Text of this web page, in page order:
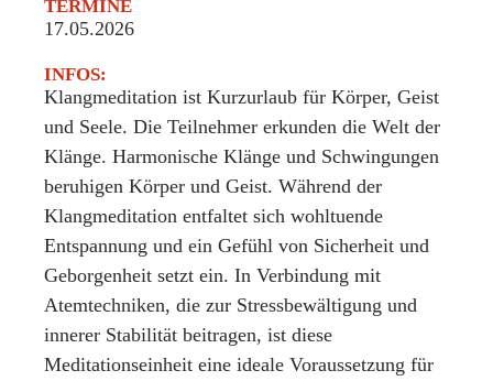
TERMINE
17.05.2026
INFOS:
Klangmeditation ist Kurzurlaub für Körper, Geist
und Seele. Die Teilnehmer erkunden die Welt der
Klänge. Harmonische Klänge und Schwingungen
beruhigen Körper und Geist. Während der
Klangmeditation entfaltet sich wohltuende
Entspannung und ein Gefühl von Sicherheit und
Geborgenheit setzt ein. In Verbindung mit
Atemtechniken, die zur Stressbewältigung und
innerer Stabilität beitragen, ist diese
Meditationseinheit eine ideale Voraussetzung für